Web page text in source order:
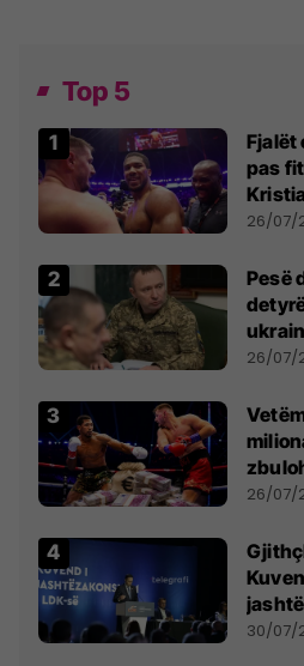
Top 5
Fjalët
pas
26/07/
Pesë
26/07/
e
26/07/
së
30/07/